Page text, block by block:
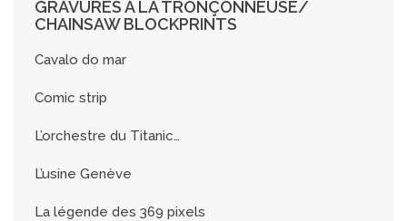
GRAVURES À LA TRONÇONNEUSE/
CHAINSAW BLOCKPRINTS
Cavalo do mar
Comic strip
L’orchestre du Titanic…
L’usine Genève
La légende des 369 pixels